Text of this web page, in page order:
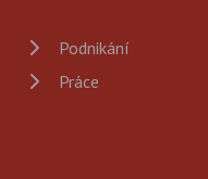
Podnikání
Práce